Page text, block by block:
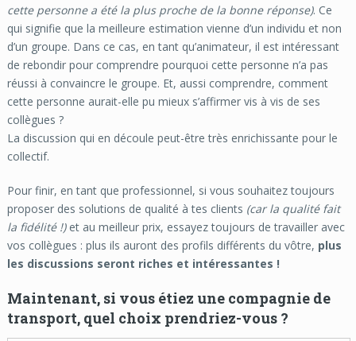
cette personne a été la plus proche de la bonne réponse). Ce
qui signifie que la meilleure estimation vienne d’un individu et non
d’un groupe. Dans ce cas, en tant qu’animateur, il est intéressant
de rebondir pour comprendre pourquoi cette personne n’a pas
réussi à convaincre le groupe. Et, aussi comprendre, comment
cette personne aurait-elle pu mieux s’affirmer vis à vis de ses
collègues ?
La discussion qui en découle peut-être très enrichissante pour le
collectif.
Pour finir, en tant que professionnel, si vous souhaitez toujours
proposer des solutions de qualité à tes clients (car la qualité fait
la fidélité !)et au meilleur prix, essayez toujours de travailler avec
vos collègues : plus ils auront des profils différents du vôtre, plus
les discussions seront riches et intéressantes !
Maintenant, si vous étiez une compagnie de
transport, quel choix prendriez-vous ?